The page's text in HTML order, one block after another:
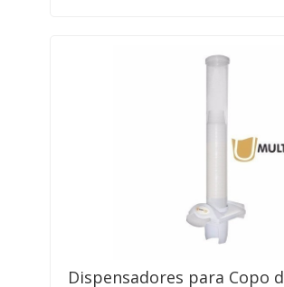
Dispensadores para Copo